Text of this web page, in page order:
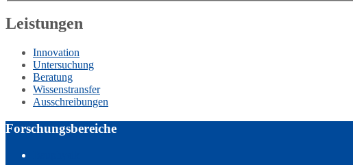
Leistungen
Innovation
Untersuchung
Beratung
Wissenstransfer
Ausschreibungen
Forschungsbereiche